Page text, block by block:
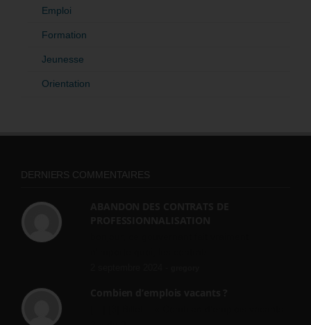
Emploi
Formation
Jeunesse
Orientation
DERNIERS COMMENTAIRES